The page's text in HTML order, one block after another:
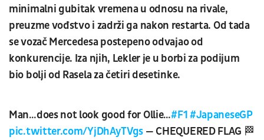
minimalni gubitak vremena u odnosu na rivale,
preuzme vođstvo i zadrži ga nakon restarta. Od tada
se vozač Mercedesa postepeno odvajao od
konkurencije. Iza njih, Lekler je u borbi za podijum
bio bolji od Rasela za četiri desetinke.
Man…does not look good for Ollie…#F1#JapaneseGP
pic.twitter.com/YjDhAyTVgs — CHEQUERED FLAG 🏁